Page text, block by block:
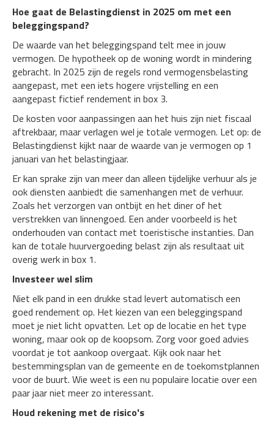
Hoe gaat de Belastingdienst in 2025 om met een
beleggingspand?
De waarde van het beleggingspand telt mee in jouw
vermogen. De hypotheek op de woning wordt in mindering
gebracht. In 2025 zijn de regels rond vermogensbelasting
aangepast, met een iets hogere vrijstelling en een
aangepast fictief rendement in box 3.
De kosten voor aanpassingen aan het huis zijn niet fiscaal
aftrekbaar, maar verlagen wel je totale vermogen. Let op: de
Belastingdienst kijkt naar de waarde van je vermogen op 1
januari van het belastingjaar.
Er kan sprake zijn van meer dan alleen tijdelijke verhuur als je
ook diensten aanbiedt die samenhangen met de verhuur.
Zoals het verzorgen van ontbijt en het diner of het
verstrekken van linnengoed. Een ander voorbeeld is het
onderhouden van contact met toeristische instanties. Dan
kan de totale huurvergoeding belast zijn als resultaat uit
overig werk in box 1.
Investeer wel slim
Niet elk pand in een drukke stad levert automatisch een
goed rendement op. Het kiezen van een beleggingspand
moet je niet licht opvatten. Let op de locatie en het type
woning, maar ook op de koopsom. Zorg voor goed advies
voordat je tot aankoop overgaat. Kijk ook naar het
bestemmingsplan van de gemeente en de toekomstplannen
voor de buurt. Wie weet is een nu populaire locatie over een
paar jaar niet meer zo interessant.
Houd rekening met de risico's